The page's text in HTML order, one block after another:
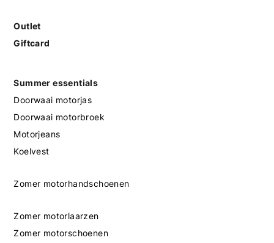
Outlet
Giftcard
Summer essentials
Doorwaai motorjas
Doorwaai motorbroek
Motorjeans
Koelvest
Zomer motorhandschoenen
Zomer motorlaarzen
Zomer motorschoenen